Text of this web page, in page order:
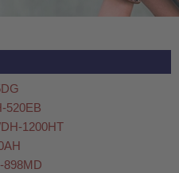
520EB
1200HT
898MD